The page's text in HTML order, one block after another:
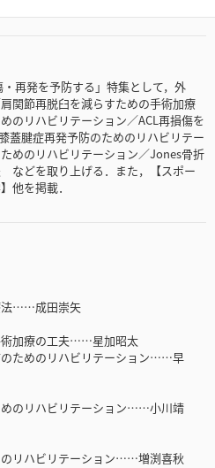
再発を予防する」特集として，外
関節再脱臼を減らすための手術加療
のリハビリテーション／ACL再損傷を
蓋腱症再発予防のためのリハビリテー
めのリハビリテーション／Jones骨折
などを取り上げる．また，【スポー
他を掲載．
法……成田崇矢
加療の工夫……星加昭太
ためのリハビリテーション……早
のリハビリテーション……小川靖
リハビリテーション……増渕喜秋